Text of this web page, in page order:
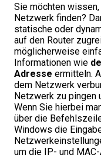
Sie möchten
Netzwerk finden?
statische oder
auf den Router
möglicherweise
Informationen wie
Adresse ermitteln.
dem Netzwerk
Netzwerk zu pingen
Wenn Sie hierbei
über die
Windows die
um die IP- und